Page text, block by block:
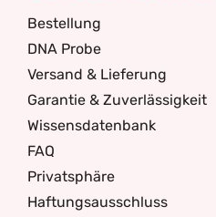
Bestellung
DNA Probe
Versand & Lieferung
Garantie & Zuverlässigkeit
Wissensdatenbank
FAQ
Privatsphäre
Haftungsausschluss